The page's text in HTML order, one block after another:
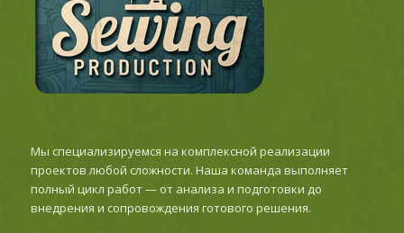
Мы специализируемся на комплексной реализации
проектов любой сложности. Наша команда выполняет
полный цикл работ — от анализа и подготовки до
внедрения и сопровождения готового решения.